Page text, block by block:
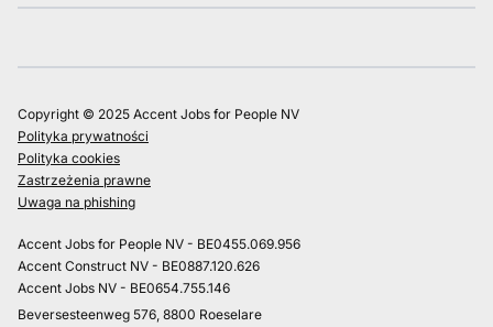
Copyright © 2025 Accent Jobs for People NV
Polityka prywatności
Polityka cookies
Zastrzeżenia prawne
Uwaga na phishing
Accent Jobs for People NV - BE0455.069.956
Accent Construct NV - BE0887.120.626
Accent Jobs NV - BE0654.755.146
Beversesteenweg 576, 8800 Roeselare